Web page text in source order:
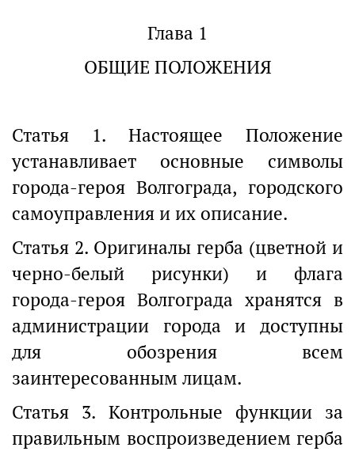
Глава 1
ОБЩИЕ ПОЛОЖЕНИЯ
Статья 1. Настоящее Положение
устанавливает основные символы
города-героя Волгограда, городского
самоуправления и их описание.
Статья 2. Оригиналы герба (цветной и
черно-белый рисунки) и флага
города-героя Волгограда хранятся в
администрации города и доступны
для обозрения всем
заинтересованным лицам.
Статья 3. Контрольные функции за
правильным воспроизведением герба